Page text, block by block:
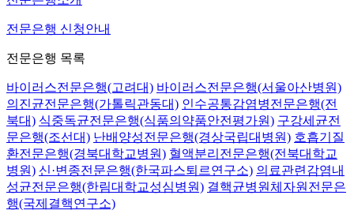
전문은행 신청안내
전문은행 목록
바이러스전문은행(고려대) 바이러스전문은행(서울아산병원)
의진균전문은행(가톨릭관동대) 인수공통감염병전문은행(전
북대) 식중독균전문은행(식품의약품안전평가원) 구강세균전
문은행(조선대) 난배양성전문은행(경상국립대병원) 호흡기질
환전문은행(경북대학교병원) 혈액분리전문은행(전북대학교
병원) 신·변종전문은행(한국파스퇴르연구소) 의료관련감염내
성균전문은행(한림대학교성심병원) 결핵균병원체자원전문은
행(국제결핵연구소)